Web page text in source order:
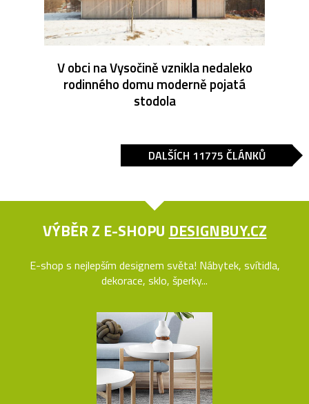
V obci na Vysočině vznikla nedaleko
rodinného domu moderně pojatá
stodola
DALŠÍCH 11775 ČLÁNKŮ
VÝBĚR Z E-SHOPU DESIGNBUY.CZ
E-shop s nejlepším designem světa! Nábytek, svítidla,
dekorace, sklo, šperky...